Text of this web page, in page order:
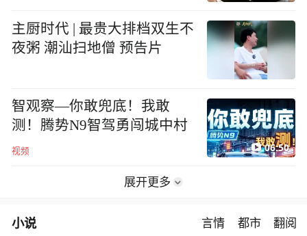
主厨时代 | 最贵大排档双生不
夜粥 潮汕扫地僧 预告片
智观察—你敢兜底！我敢
测！腾势N9智驾勇闯城中村
视频 06:50
展开更多
小说 言情 都市 翻阅